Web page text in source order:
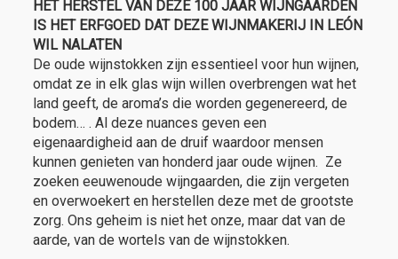
HET HERSTEL VAN DEZE 100 JAAR WIJNGAARDEN
IS HET ERFGOED DAT DEZE WIJNMAKERIJ IN LEÓN
WIL NALATEN
De oude wijnstokken zijn essentieel voor hun wijnen,
omdat ze in elk glas wijn willen overbrengen wat het
land geeft, de aroma’s die worden gegenereerd, de
bodem… . Al deze nuances geven een
eigenaardigheid aan de druif waardoor mensen
kunnen genieten van honderd jaar oude wijnen. Ze
zoeken eeuwenoude wijngaarden, die zijn vergeten
en overwoekert en herstellen deze met de grootste
zorg. Ons geheim is niet het onze, maar dat van de
aarde, van de wortels van de wijnstokken.